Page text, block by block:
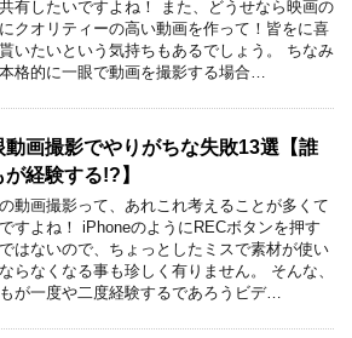
有したいですよね！ また、どうせなら映画の
クオリティーの高い動画を作って！皆をに喜
いたいという気持ちもあるでしょう。 ちなみ
格的に一眼で動画を撮影する場合…
動画撮影でやりがちな失敗13選【誰
が経験する!?】
動画撮影って、あれこれ考えることが多くて
すよね！ iPhoneのようにRECボタンを押す
はないので、ちょっとしたミスで素材が使い
らなくなる事も珍しく有りません。 そんな、
が一度や二度経験するであろうビデ…